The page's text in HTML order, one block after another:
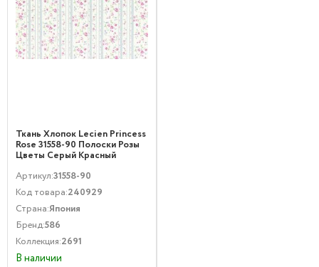
Ткань Хлопок Lecien Princess
Rose 31558-90 Полоски Розы
Цветы Серый Красный
Артикул:31558-90
Код товара:240929
Страна:Япония
Бренд:586
Коллекция:2691
В наличии